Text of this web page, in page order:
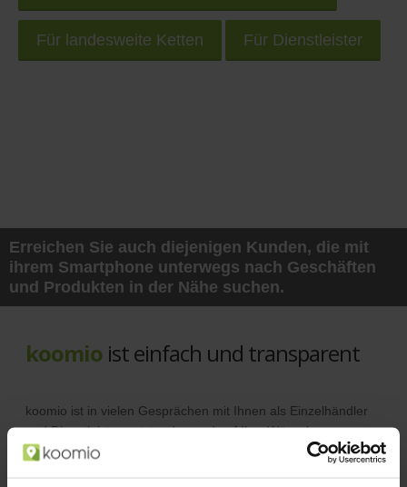
Für landesweite Ketten Für Dienstleister
Erreichen Sie auch diejenigen Kunden, die mit
ihrem Smartphone unterwegs nach Geschäften
und Produkten in der Nähe suchen.
koomio ist einfach und transparent
koomio ist in vielen Gesprächen mit Ihnen als Einzelhändler
und Dienstleister entstanden und auf Ihre Wünsche
abgestimmt.